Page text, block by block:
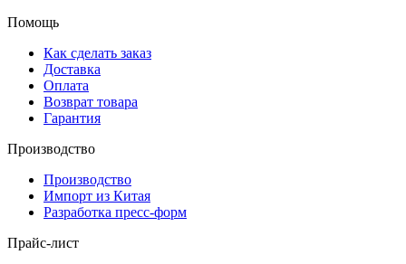
Помощь
Как сделать заказ
Доставка
Оплата
Возврат товара
Гарантия
Производство
Производство
Импорт из Китая
Разработка пресс-форм
Прайс-лист